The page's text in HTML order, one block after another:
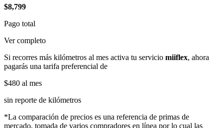
$8,799
Pago total
Ver completo
Si recorres más kilómetros al mes activa tu servicio miiflex, ahora
pagarás una tarifa preferencial de
$480 al mes
sin reporte de kilómetros
*La comparación de precios es una referencia de primas de
mercado, tomada de varios compradores en línea por lo cual las